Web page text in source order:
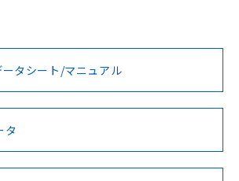
をご利用いただく前に、以下を必ずお読
件
事項・凡例
DNV型式承認
（ノルウェー
BV型式承認
（フランス
KR型式
（韓国
No No No
タシート/マニュアル
タ